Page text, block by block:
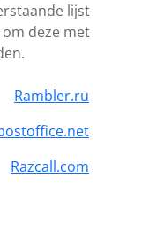
lijst
deze met
Rambler.ru
Razcall.com